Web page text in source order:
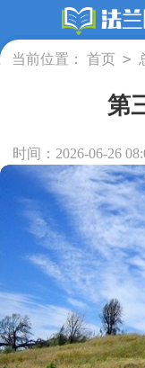
当前位置： 首页 >
第
时间：2026-06-26